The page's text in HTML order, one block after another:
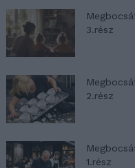
3.rész
2.rész
1.rész